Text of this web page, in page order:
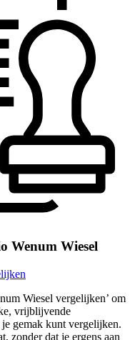
Wenum Wiesel
Wiesel vergelijken’ om
vrijblijvende
gemak kunt vergelijken.
zonder dat je ergens aan